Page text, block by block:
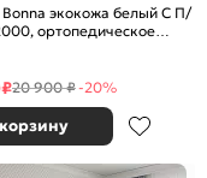
Bonna экокожа белый С П/
ортопедическое
изголовье мягкое
₽20 900 ₽-20%